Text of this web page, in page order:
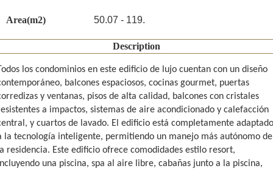
Area(m2) 50.07 - 119.
Description
los condominios en este edificio de lujo cuentan con un diseño
balcones espaciosos, cocinas gourmet, puertas
y ventanas, pisos de alta calidad, balcones con cristales
a impactos, sistemas de aire acondicionado y calefacción
y cuartos de lavado. El edificio está completamente adaptado
la tecnología inteligente, permitiendo un manejo más autónomo de
residencia. Este edificio ofrece comodidades estilo resort,
una piscina, spa al aire libre, cabañas junto a la piscina,